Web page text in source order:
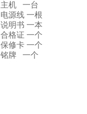
主机 一台
电源线 一根
说明书 一本
合格证 一个
保修卡 一个
铭牌 一个